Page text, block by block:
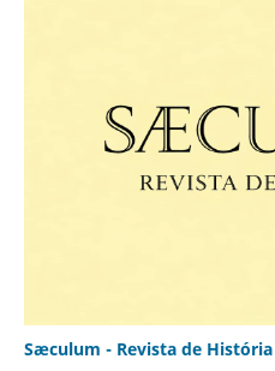
Sæculum - Revista de História